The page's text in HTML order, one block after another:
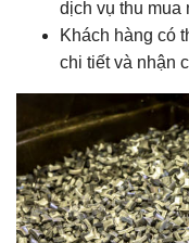
dịch vụ thu mua
Khách hàng có
chi tiết và nhận